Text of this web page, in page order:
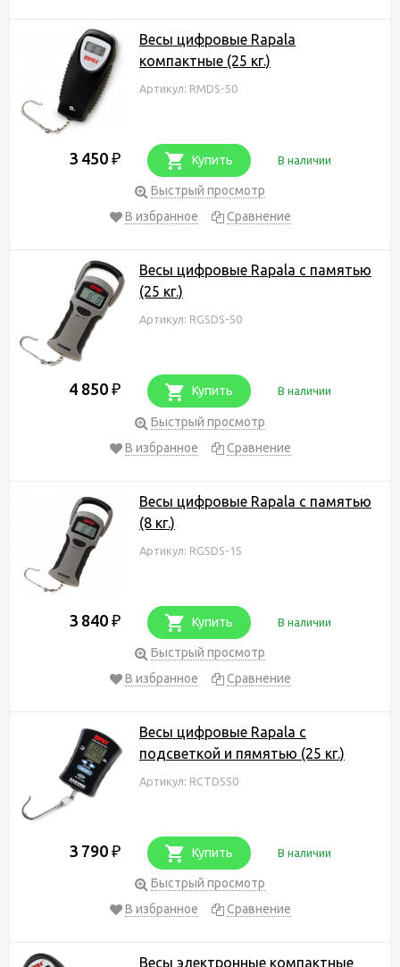
Весы цифровые Rapala
компактные (25 кг.)
Артикул: RMDS-50
3 450 ₽ Купить В наличии
Быстрый просмотр
В избранное
Сравнение
Весы цифровые Rapala с памятью
(25 кг.)
Артикул: RGSDS-50
4 850 ₽ Купить В наличии
Быстрый просмотр
В избранное
Сравнение
Весы цифровые Rapala с памятью
(8 кг.)
Артикул: RGSDS-15
3 840 ₽ Купить В наличии
Быстрый просмотр
В избранное
Сравнение
Весы цифровые Rapala с
подсветкой и пямятью (25 кг.)
Артикул: RCTDS50
3 790 ₽ Купить В наличии
Быстрый просмотр
В избранное
Сравнение
Весы электронные компактные